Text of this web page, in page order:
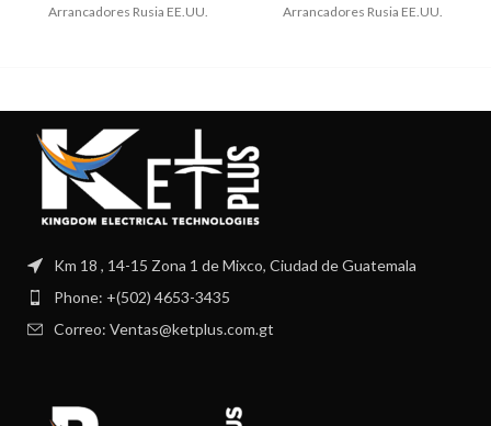
Arrancadores Rusia EE.UU.
Arrancadores Rusia EE.UU.
Km 18 , 14-15 Zona 1 de Mixco, Ciudad de Guatemala
Phone: +(502) 4653-3435
Correo: Ventas@ketplus.com.gt